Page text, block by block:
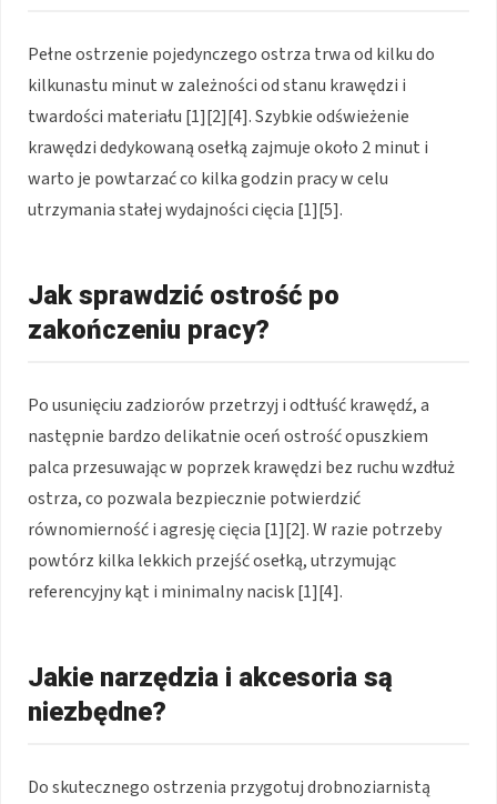
Pełne ostrzenie pojedynczego ostrza trwa od kilku do
kilkunastu minut w zależności od stanu krawędzi i
twardości materiału [1][2][4]. Szybkie odświeżenie
krawędzi dedykowaną osełką zajmuje około 2 minut i
warto je powtarzać co kilka godzin pracy w celu
utrzymania stałej wydajności cięcia [1][5].
Jak sprawdzić ostrość po
zakończeniu pracy?
Po usunięciu zadziorów przetrzyj i odtłuść krawędź, a
następnie bardzo delikatnie oceń ostrość opuszkiem
palca przesuwając w poprzek krawędzi bez ruchu wzdłuż
ostrza, co pozwala bezpiecznie potwierdzić
równomierność i agresję cięcia [1][2]. W razie potrzeby
powtórz kilka lekkich przejść osełką, utrzymując
referencyjny kąt i minimalny nacisk [1][4].
Jakie narzędzia i akcesoria są
niezbędne?
Do skutecznego ostrzenia przygotuj drobnoziarnistą